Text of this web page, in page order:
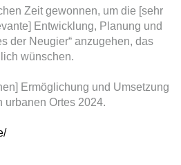
Zeit gewonnen, um die [sehr
Entwicklung, Planung und
der Neugier“ anzugehen, das
wünschen.
Ermöglichung und Umsetzung
urbanen Ortes 2024.